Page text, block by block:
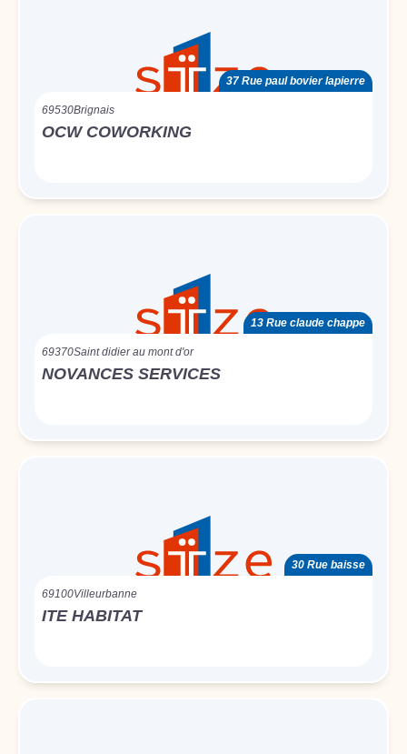
37 Rue paul bovier lapierre
69530Brignais
OCW COWORKING
13 Rue claude chappe
69370Saint didier au mont d'or
NOVANCES SERVICES
30 Rue baisse
69100Villeurbanne
ITE HABITAT